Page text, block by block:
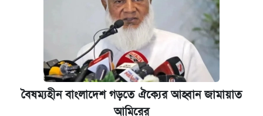
বৈষম্যহীন বাংলাদেশ গড়তে ঐক্যের আহ্বান জামায়াত
আমিরের